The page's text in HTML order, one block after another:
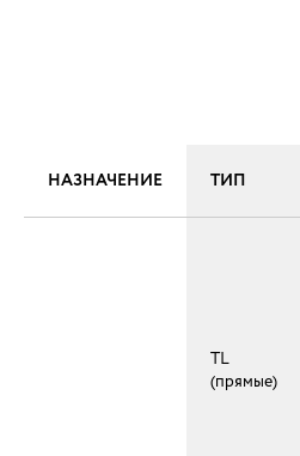
НАЗНАЧЕНИЕ ТИП
TL
(прямые)